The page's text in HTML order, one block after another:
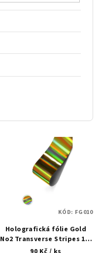
Holografická fólie Gold
No2 Transverse Stripes 1,5
m.
KÓD: FG010